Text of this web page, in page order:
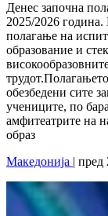
Денес започна
2025/2026 година.
полагање на
образование и
обезбедени сите
учениците, по
амфитеатрите на
образ
Македонија | пред